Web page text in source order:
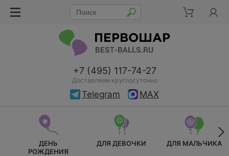
+7 (495) 117-74-27
Доставляем круглосуточно
Telegram MAX
ДЕНЬ
РОЖДЕНИЯ
ДЛЯ ДЕВОЧКИ ДЛЯ МАЛЬЧИКА